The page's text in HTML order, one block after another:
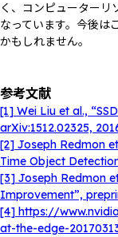
く、コンピューターリ
なっています。今後は
かもしれません。
参考文献
[1] Wei Liu et al.,
arXiv:1512.02325,
[2] Joseph Redmon
Time Object
[3] Joseph Redmon
Improvement”,
[4] https://
at-the-edge-